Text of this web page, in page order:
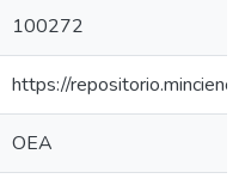
100272
https://
OEA